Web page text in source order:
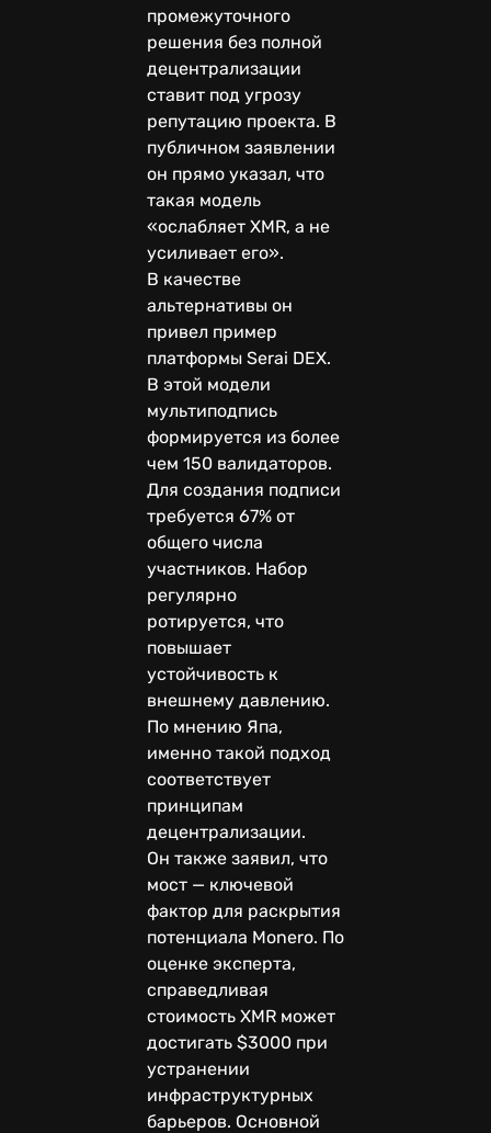
промежуточного
решения без полной
децентрализации
ставит под угрозу
репутацию проекта. В
публичном заявлении
он прямо указал, что
такая модель
«ослабляет XMR, а не
усиливает его».
В качестве
альтернативы он
привел пример
платформы Serai DEX.
В этой модели
мультиподпись
формируется из более
чем 150 валидаторов.
Для создания подписи
требуется 67% от
общего числа
участников. Набор
регулярно
ротируется, что
повышает
устойчивость к
внешнему давлению.
По мнению Япа,
именно такой подход
соответствует
принципам
децентрализации.
Он также заявил, что
мост — ключевой
фактор для раскрытия
потенциала Monero. По
оценке эксперта,
справедливая
стоимость XMR может
достигать $3000 при
устранении
инфраструктурных
барьеров. Основной